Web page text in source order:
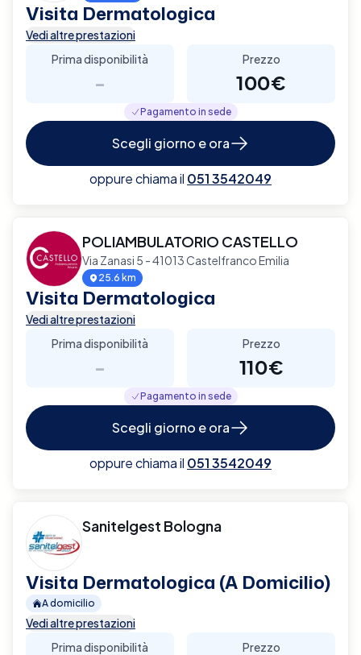
Visita Dermatologica
Vedi altre prestazioni
Prima disponibilità
-
Prezzo
100€
Pagamento in sede
Scegli giorno e ora
oppure chiama il 051 3542049
POLIAMBULATORIO CASTELLO
Via Zanasi 5 - 41013 Castelfranco Emilia
25.6 km
Visita Dermatologica
Vedi altre prestazioni
Prima disponibilità
-
Prezzo
110€
Pagamento in sede
Scegli giorno e ora
oppure chiama il 051 3542049
Sanitelgest Bologna
Visita Dermatologica (A Domicilio)
A domicilio
Vedi altre prestazioni
Prima disponibilità
Prezzo